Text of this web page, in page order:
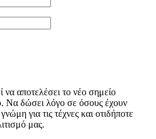
αποτελέσει το νέο σημείο
Να δώσει λόγο σε όσους έχουν
για τις τέχνες και οτιδήποτε
μας.